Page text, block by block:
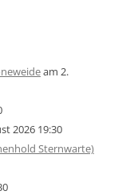
am 2.
2026 19:30
Sternwarte)